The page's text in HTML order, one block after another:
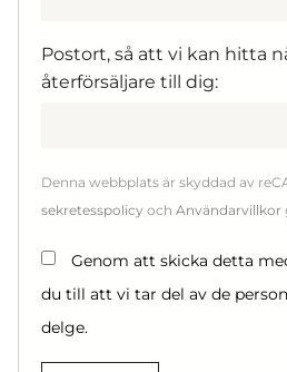
Postort, så att vi kan hitta
återförsäljare till dig:
Denna webbplats är skyddad av
sekretesspolicy och Användarvillkor
Genom att skicka detta
du till att vi tar del av de
delge.